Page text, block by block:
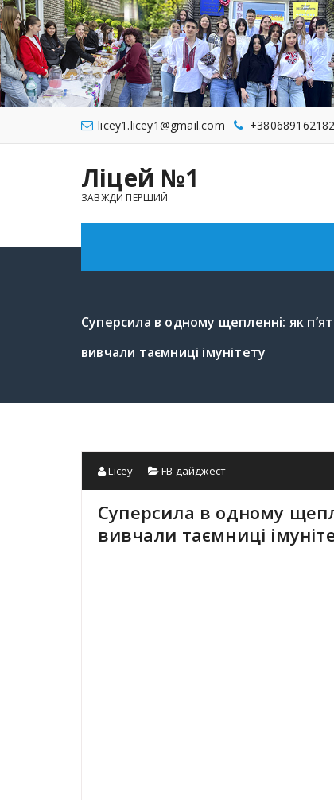
Перейти
до
вмісту
licey1.licey1@gmail.com +380689162182
Ліцей №1
ЗАВЖДИ ПЕРШИЙ
Суперсила в одному щепленні: як
вивчали таємниці імунітету
Licey FB дайджест
Суперсила в одному
вивчали таємниці